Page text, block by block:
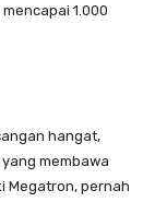
1.000
hangat,
membawa
Megatron, pernah